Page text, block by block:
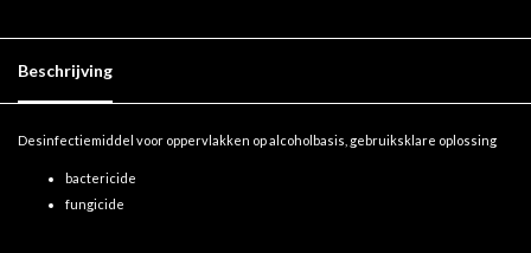
Beschrijving
Desinfectiemiddel voor oppervlakken op alcoholbasis, gebruiksklare oplossing
bactericide
fungicide